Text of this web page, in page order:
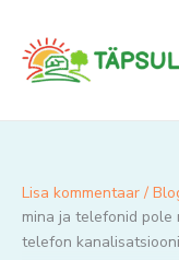
content
Lisa kommentaar /
mina ja telefonid pole
telefon